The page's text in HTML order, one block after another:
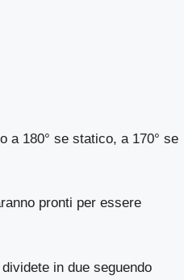
a 180° se statico, a 170° se
pronti per essere
in due seguendo